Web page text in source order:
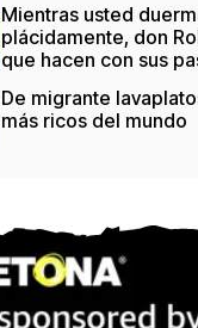
Mientras usted
plácidamente, don
que hacen con sus
De migrante
más ricos del mundo